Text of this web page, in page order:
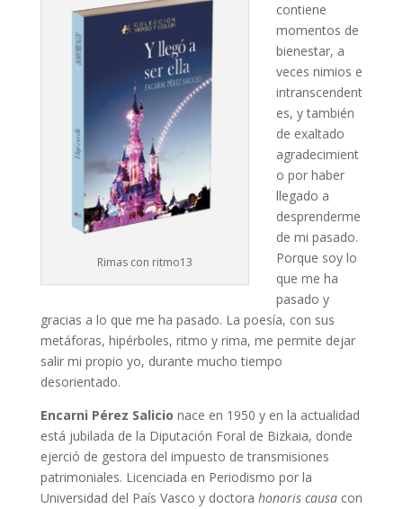
Rimas con ritmo13
contiene
momentos de
bienestar, a
veces nimios e
intranscendent
es, y también
de exaltado
agradecimient
o por haber
llegado a
desprenderme
de mi pasado.
Porque soy lo
que me ha
pasado y
gracias a lo que me ha pasado. La poesía, con sus
metáforas, hipérboles, ritmo y rima, me permite dejar
salir mi propio yo, durante mucho tiempo
desorientado.
Encarni Pérez Salicio nace en 1950 y en la actualidad
está jubilada de la Diputación Foral de Bizkaia, donde
ejerció de gestora del impuesto de transmisiones
patrimoniales. Licenciada en Periodismo por la
Universidad del País Vasco y doctora honoris causacon